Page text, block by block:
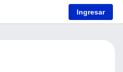
Ingresar